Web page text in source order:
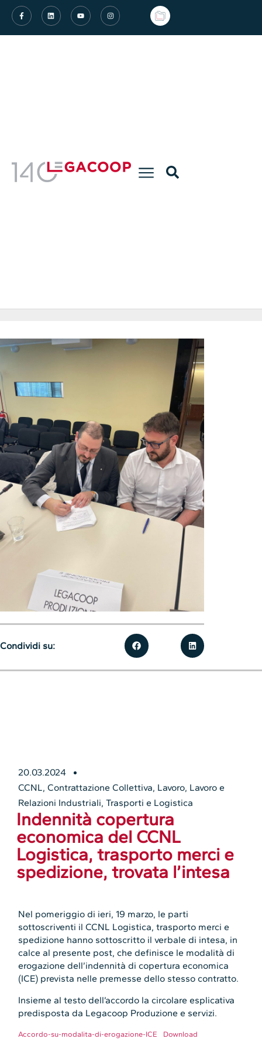
20.03.2024
CCNL,Contrattazione Collettiva, Lavoro, Lavoro e
Relazioni Industriali,Trasporti e Logistica
Indennità copertura
economica del CCNL
Logistica, trasporto merci e
spedizione, trovata l’intesa
Nel pomeriggio di ieri, 19 marzo, le parti
sottoscriventi il CCNL Logistica, trasporto merci e
spedizione hanno sottoscritto il verbale di intesa, in
calce al presente post, che definisce le modalità di
erogazione dell’indennità di copertura economica
(ICE) prevista nelle premesse dello stesso contratto.
Insieme al testo dell’accordo la circolare esplicativa
predisposta da Legacoop Produzione e servizi.
Accordo-su-modalita-di-erogazione-ICE
Download
Condividi su: